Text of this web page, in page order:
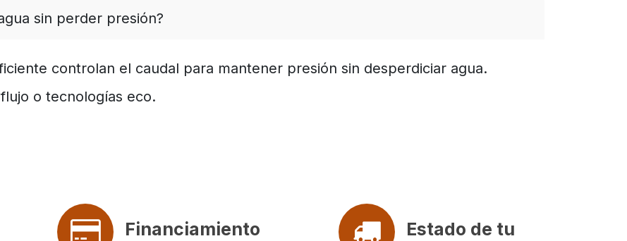
sin perder presión?
controlan el caudal para mantener presión sin desperdiciar agua.
o tecnologías eco.
Financiamiento Estado de tu